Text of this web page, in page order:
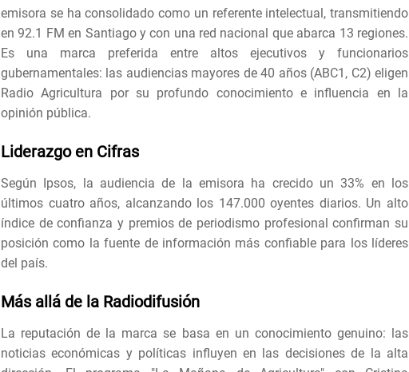
emisora ​​se ha consolidado como un referente intelectual, transmitiendo
en 92.1 FM en Santiago y con una red nacional que abarca 13 regiones.
Es una marca preferida entre altos ejecutivos y funcionarios
gubernamentales: las audiencias mayores de 40 años (ABC1, C2) eligen
Radio Agricultura por su profundo conocimiento e influencia en la
opinión pública.
Liderazgo en Cifras
Según Ipsos, la audiencia de la emisora ​​ha crecido un 33% en los
últimos cuatro años, alcanzando los 147.000 oyentes diarios. Un alto
índice de confianza y premios de periodismo profesional confirman su
posición como la fuente de información más confiable para los líderes
del país.
Más allá de la Radiodifusión
La reputación de la marca se basa en un conocimiento genuino: las
noticias económicas y políticas influyen en las decisiones de la alta